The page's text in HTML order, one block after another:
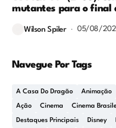
mutantes para o final
Wilson Spiler 05/08/
Navegue Por Tags
A Casa Do Dragão Animação
Ação Cinema Cinema
Destaques Principais Disney